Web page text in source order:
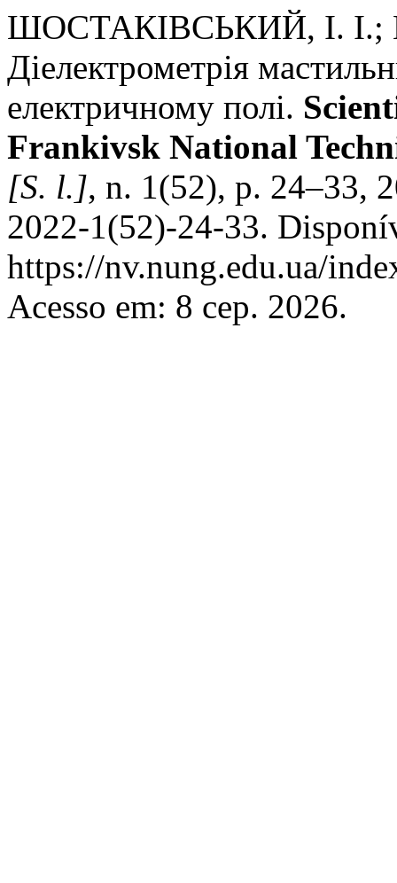
ШОСТАКІВСЬКИЙ, І.
Діелектрометрія
електричному полі.
Frankivsk National
[S. l.], n. 1(52), p. 24–33,
2022-1(52)-24-33.
https://nv.nung.edu.ua/
Acesso em: 8 сер. 2026.